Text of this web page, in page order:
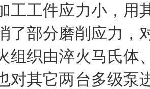
工工件应力小，用
了部分磨削应力，
组织由淬火马氏体
对其它两台多级